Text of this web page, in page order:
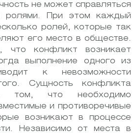
не может справляться
ролями. При этом каждый
ролей, которые так
его место в обществе.
что конфликт возникает
выполнение одного из
к невозможности
Сущность конфликта
том, что необходимо
и противоречивые
возникают в процессе
Независимо от места в